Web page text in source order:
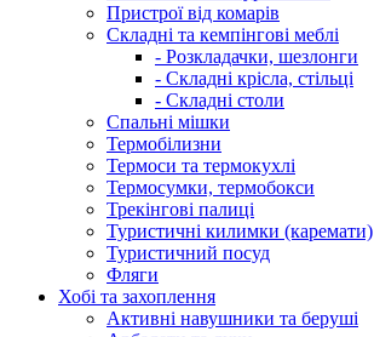
Пристрої від комарів
Складні та кемпінгові меблі
- Розкладачки, шезлонги
- Складні крісла, стільці
- Складні столи
Спальні мішки
Термобілизни
Термоси та термокухлі
Термосумки, термобокси
Трекінгові палиці
Туристичні килимки (каремати)
Туристичний посуд
Фляги
Хобі та захоплення
Активні навушники та беруші